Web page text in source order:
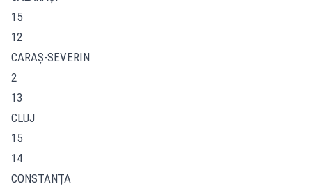
15
12
CARAŞ-SEVERIN
2
13
CLUJ
15
14
CONSTANŢA